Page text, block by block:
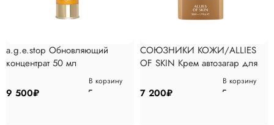
a.g.e.stop Обновляющий
концентрат 50 мл
9 500₽
В корзину
СОЮЗНИКИ КОЖИ/ALLIES
OF SKIN Крем автозагар для
антиоксидантами 50 мл
7 200₽
В корзину